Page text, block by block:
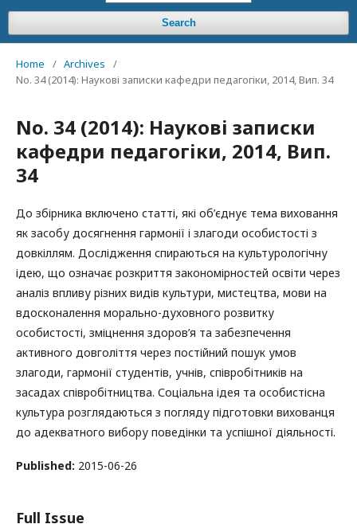
Search
Home / Archives
/
No. 34 (2014): Наукові записки кафедри педагогіки, 2014, Вип. 34
No. 34 (2014): Наукові записки
кафедри педагогіки, 2014, Вип.
34
До збірника включено статті, які об’єднує тема виховання
як засобу досягнення гармонії і злагоди особистості з
довкіллям. Дослідження спираються на культурологічну
ідею, що означає розкриття закономірностей освіти через
аналіз впливу різних видів культури, мистецтва, мови на
вдосконалення морально-духовного розвитку
особистості, зміцнення здоров’я та забезпечення
активного довголіття через постійний пошук умов
злагоди, гармонії студентів, учнів, співробітників на
засадах співробітництва. Соціальна ідея та особистісна
культура розглядаються з погляду підготовки вихованця
до адекватного вибору поведінки та успішної діяльності.
Published: 2015-06-26
Full Issue